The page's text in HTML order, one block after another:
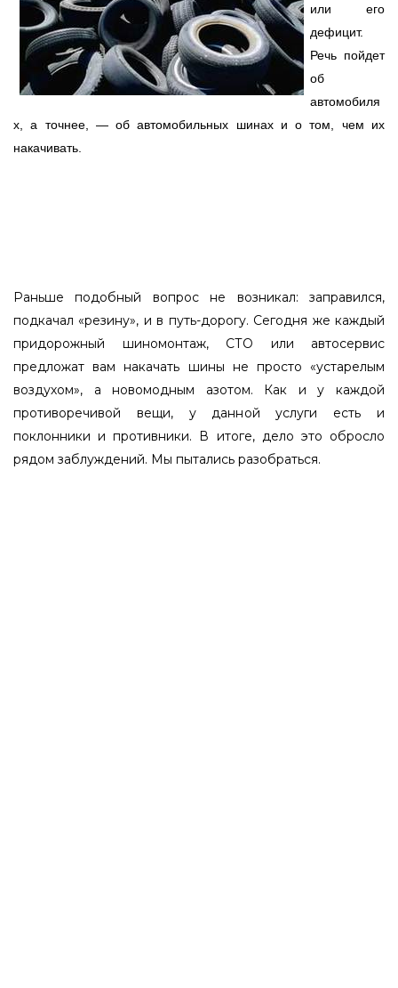
или его
дефицит.
Речь пойдет
об
автомобиля
х, а точнее, — об автомобильных шинах и о том, чем их
накачивать.
Раньше подобный вопрос не возникал: заправился,
подкачал «резину», и в путь-дорогу. Сегодня же каждый
придорожный шиномонтаж, СТО или автосервис
предложат вам накачать шины не просто «устарелым
воздухом», а новомодным азотом. Как и у каждой
противоречивой вещи, у данной услуги есть и
поклонники и противники. В итоге, дело это обросло
рядом заблуждений. Мы пытались разобраться.